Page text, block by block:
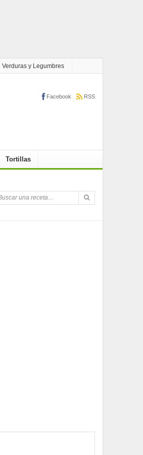
Verduras y Legumbres
Facebook RSS
Tortillas